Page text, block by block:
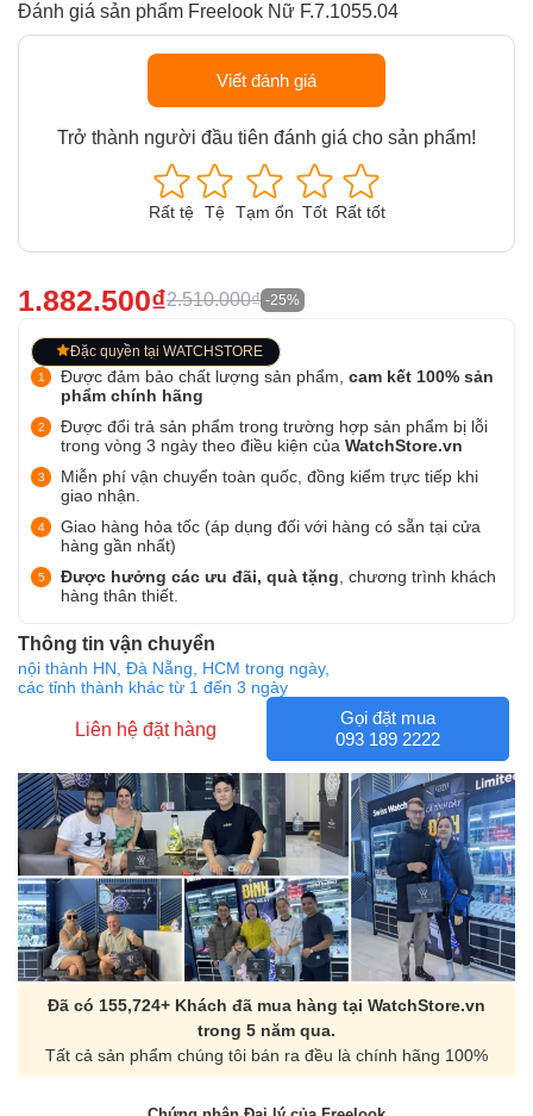
Đánh giá sản phẩm Freelook Nữ F.7.1055.04
Viết đánh giá
Trở thành người đầu tiên đánh giá cho sản phẩm!
Rất tệ Tệ Tạm ổn Tốt Rất tốt
1.882.500₫2.510.000₫ -25%
Đặc quyền tại WATCHSTORE
Được đảm bảo chất lượng sản phẩm, cam kết 100% sản
phẩm chính hãng
Được đổi trả sản phẩm trong trường hợp sản phẩm bị lỗi
trong vòng 3 ngày theo điều kiện của WatchStore.vn
Miễn phí vận chuyển toàn quốc, đồng kiểm trực tiếp khi
giao nhận.
Giao hàng hỏa tốc (áp dụng đối với hàng có sẵn tại cửa
hàng gần nhất)
Được hưởng các ưu đãi, quà tặng , chương trình khách
hàng thân thiết.
Thông tin vận chuyển
nội thành HN, Đà Nẵng, HCM trong ngày,
các tỉnh thành khác từ 1 đến 3 ngày
Liên hệ đặt hàng
Gọi đặt mua
093 189 2222
Đã có 155,724+ Khách đã mua hàng tại WatchStore.vn
trong 5 năm qua.
Tất cả sản phẩm chúng tôi bán ra đều là chính hãng 100%